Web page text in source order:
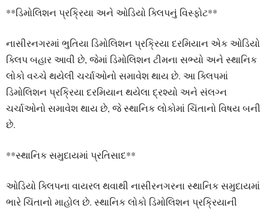
**ડિમોલિશન પ્રક્રિયા અને ઓડિયો ક્લિપનું વિસ્ફોટ**
નાસીરનગરમાં ભુતિયા ડિમોલિશન પ્રક્રિયા દરમિયાન એક ઓડિયો
ક્લિપ બહાર આવી છે, જેમાં ડિમોલિશન ટીમના સભ્યો અને સ્થાનિક
લોકો વચ્ચે થયેલી ચર્ચાઓનો સમાવેશ થાય છે. આ ક્લિપમાં
ડિમોલિશન પ્રક્રિયા દરમિયાન થયેલા દ્રશ્યો અને સંલગ્ન
ચર્ચાઓનો સમાવેશ થાય છે, જે સ્થાનિક લોકોમાં ચિંતાનો વિષય બની
છે.
**સ્થાનિક સમુદાયમાં પ્રતિસાદ**
ઓડિયો ક્લિપના વાયરલ થવાથી નાસીરનગરના સ્થાનિક સમુદાયમાં
ભારે ચિંતાનો માહોલ છે. સ્થાનિક લોકો ડિમોલિશન પ્રક્રિયાની